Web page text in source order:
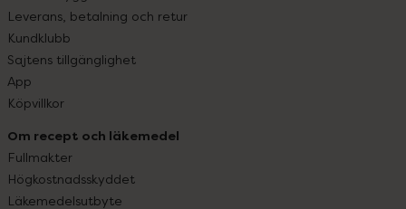
Leverans, betalning och retur
Kundklubb
Sajtens tillgänglighet
App
Köpvillkor
Om recept och läkemedel
Fullmakter
Högkostnadsskyddet
Läkemedelsutbyte